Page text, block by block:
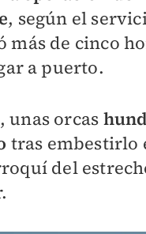
, según el
más de cinco
a puerto.
unas orcas
tras embestirlo
del